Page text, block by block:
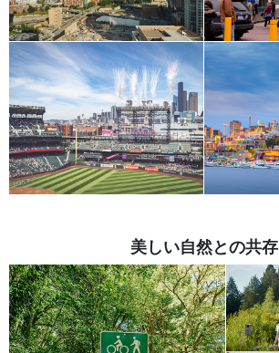
美しい自然との共存